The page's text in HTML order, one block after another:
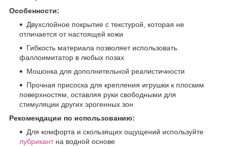
Особенности:
Двухслойное покрытие с текстурой, которая не
отличается от настоящей кожи
Гибкость материала позволяет использовать
фаллоимитатор в любых позах
Мошонка для дополнительной реалистичности
Прочная присоска для крепления игрушки к плоским
поверхностям, оставляя руки свободными для
стимуляции других эрогенных зон
Рекомендации по использованию:
Для комфорта и скользящих ощущений используйте
лубрикантна водной основе